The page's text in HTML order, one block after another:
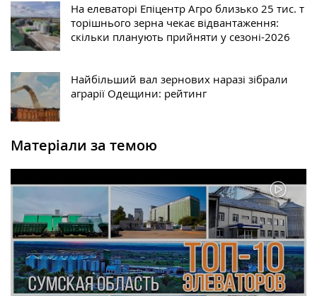
На елеваторі Епіцентр Агро близько 25 тис. т
торішнього зерна чекає відвантаження:
скільки планують прийняти у сезоні-2026
Найбільший вал зернових наразі зібрали
аграрії Одещини: рейтинг
Матеріали за темою